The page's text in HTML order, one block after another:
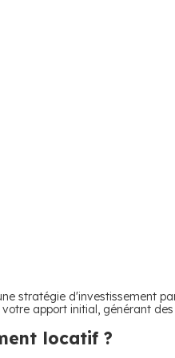
stratégie d'investissement
apport initial, générant
locatif ?